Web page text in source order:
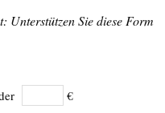
Unterstützen Sie diese Form
€